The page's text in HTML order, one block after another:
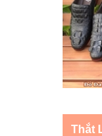
Thắt